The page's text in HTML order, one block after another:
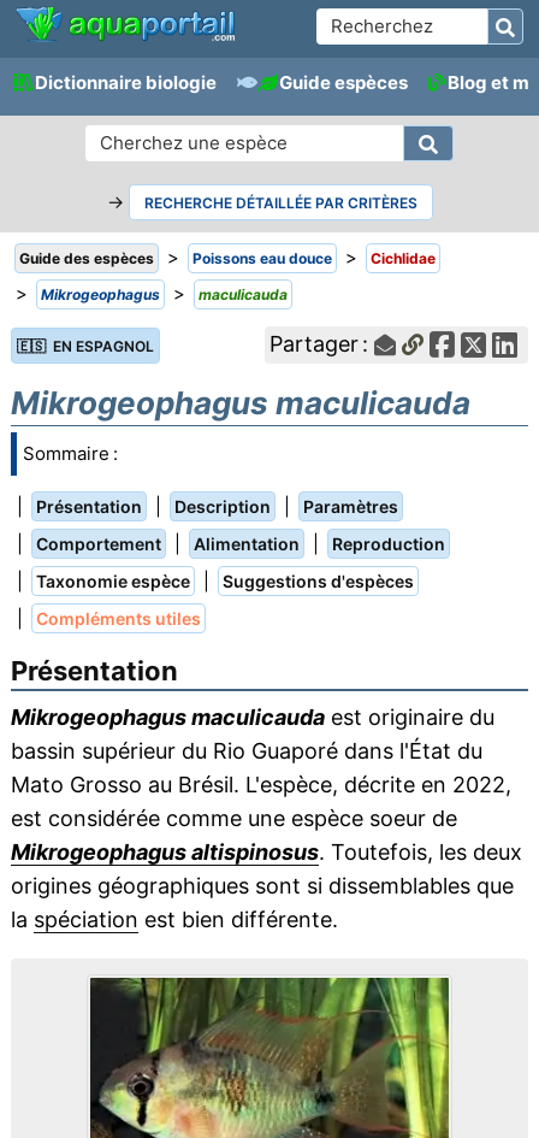
Dictionnaire biologie Guide espèces Blog et
→ RECHERCHE DÉTAILLÉE PAR CRITÈRES
Guide des espèces > Poissons eau douce > Cichlidae
> Mikrogeophagus > maculicauda
🇪🇸 EN ESPAGNOL Partager :
Mikrogeophagus maculicauda
Sommaire :
Présentation Description Paramètres
Comportement Alimentation Reproduction
Taxonomie espèce Suggestions d'espèces
Compléments utiles
Présentation
Mikrogeophagus maculicaudaest originaire du
bassin supérieur du Rio Guaporé dans l'État du
Mato Grosso au Brésil. L'espèce, décrite en 2022,
est considérée comme une espèce soeur de
Mikrogeophagus altispinosus. Toutefois, les deux
origines géographiques sont si dissemblables que
la spéciation est bien différente.